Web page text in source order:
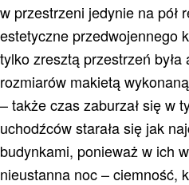
w przestrzeni jedynie na pół
estetyczne przedwojennego
tylko zresztą przestrzeń
rozmiarów makietą
– także czas zaburzał się w
uchodźców starała się jak
budynkami, ponieważ w ich
nieustanna noc – ciemność,